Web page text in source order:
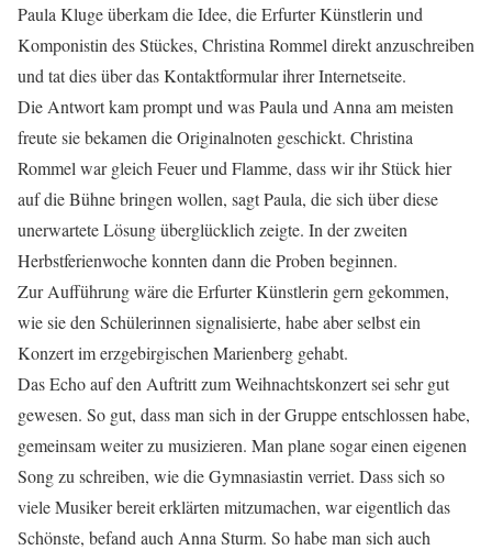
Paula Kluge überkam die Idee, die Erfurter Künstlerin und
Komponistin des Stückes, Christina Rommel direkt anzuschreiben
und tat dies über das Kontaktformular ihrer Internetseite.
Die Antwort kam prompt und was Paula und Anna am meisten
freute sie bekamen die Originalnoten geschickt. Christina
Rommel war gleich Feuer und Flamme, dass wir ihr Stück hier
auf die Bühne bringen wollen, sagt Paula, die sich über diese
unerwartete Lösung überglücklich zeigte. In der zweiten
Herbstferienwoche konnten dann die Proben beginnen.
Zur Aufführung wäre die Erfurter Künstlerin gern gekommen,
wie sie den Schülerinnen signalisierte, habe aber selbst ein
Konzert im erzgebirgischen Marienberg gehabt.
Das Echo auf den Auftritt zum Weihnachtskonzert sei sehr gut
gewesen. So gut, dass man sich in der Gruppe entschlossen habe,
gemeinsam weiter zu musizieren. Man plane sogar einen eigenen
Song zu schreiben, wie die Gymnasiastin verriet. Dass sich so
viele Musiker bereit erklärten mitzumachen, war eigentlich das
Schönste, befand auch Anna Sturm. So habe man sich auch